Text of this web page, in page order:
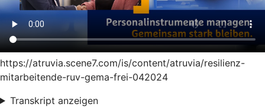
https://atruvia.scene7.com/is/content/atruvia/resilienz-
mitarbeitende-ruv-gema-frei-042024
Transkript anzeigen